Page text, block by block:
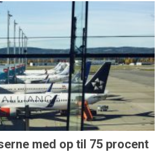
med op til 75 procent